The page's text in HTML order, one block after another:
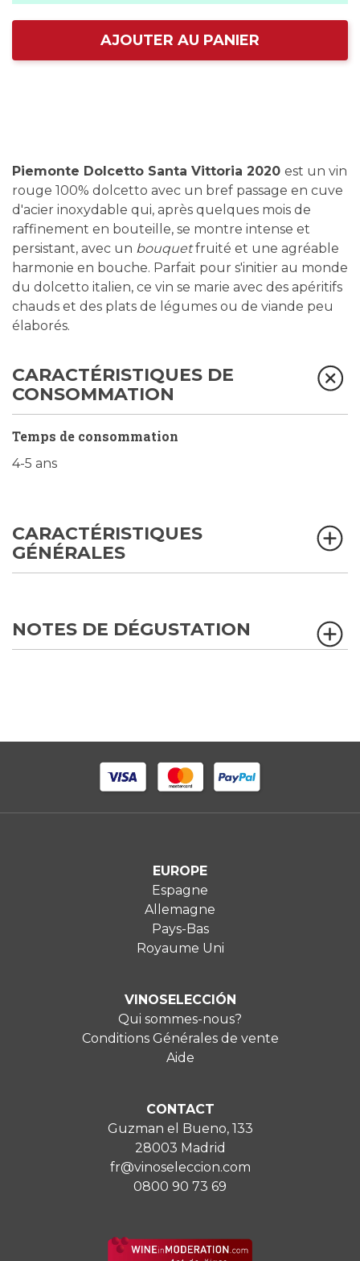
AJOUTER AU PANIER
Piemonte Dolcetto Santa Vittoria 2020 est un vin
rouge 100% dolcetto avec un bref passage en cuve
d'acier inoxydable qui, après quelques mois de
raffinement en bouteille, se montre intense et
persistant, avec un bouquetfruité et une agréable
harmonie en bouche. Parfait pour s'initier au monde
du dolcetto italien, ce vin se marie avec des apéritifs
chauds et des plats de légumes ou de viande peu
élaborés.
CARACTÉRISTIQUES DE
CONSOMMATION
Temps de consommation
4-5 ans
CARACTÉRISTIQUES
GÉNÉRALES
NOTES DE DÉGUSTATION
EUROPE
Espagne
Allemagne
Pays-Bas
Royaume Uni
VINOSELECCIÓN
Qui sommes-nous?
Conditions Générales de vente
Aide
CONTACT
Guzman el Bueno, 133
28003 Madrid
fr@vinoseleccion.com
0800 90 73 69